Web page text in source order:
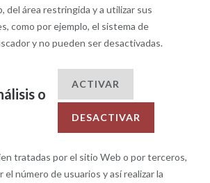
del área restringida y a utilizar sus
como por ejemplo, el sistema de
y no pueden ser desactivadas.
o
ACTIVAR
DESACTIVAR
tratadas por el sitio Web o por terceros,
número de usuarios y así realizar la